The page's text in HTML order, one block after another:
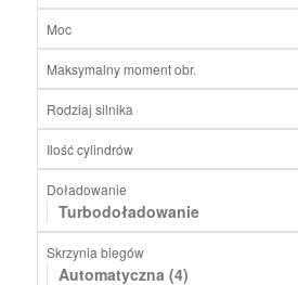
Moc
Maksymalny moment obr.
Rodziaj silnika
Ilość cylindrów
Doładowanie
Turbodoładowanie
Skrzynia biegów
Automatyczna (4)